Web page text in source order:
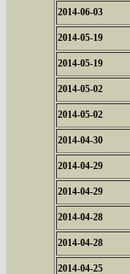
2014-06-03
2014-05-19
2014-05-19
2014-05-02
2014-05-02
2014-04-30
2014-04-29
2014-04-29
2014-04-28
2014-04-28
2014-04-25